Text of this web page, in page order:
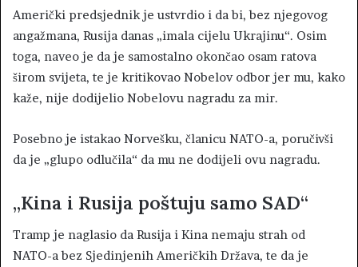
Američki predsjednik je ustvrdio i da bi, bez njegovog
angažmana, Rusija danas „imala cijelu Ukrajinu“. Osim
toga, naveo je da je samostalno okončao osam ratova
širom svijeta, te je kritikovao Nobelov odbor jer mu, kako
kaže, nije dodijelio Nobelovu nagradu za mir.
Posebno je istakao Norvešku, članicu NATO-a, poručivši
da je „glupo odlučila“ da mu ne dodijeli ovu nagradu.
„Kina i Rusija poštuju samo SAD“
Tramp je naglasio da Rusija i Kina nemaju strah od
NATO-a bez Sjedinjenih Američkih Država, te da je